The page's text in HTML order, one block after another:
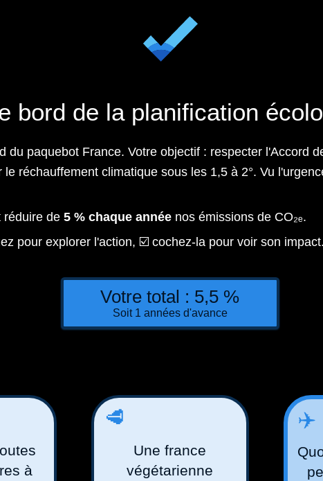
bord de la planification
du paquebot France. Votre objectif : respecter l'Accord
réchauffement climatique sous les 1,5 à 2°. Vu
réduire de 5 % chaque année nos émissions de CO₂ₑ.
pour explorer l'action, ☑️ cochez-la pour voir son impact.
Votre total : 5,5 %
Soit 1 années d'avance
à
🥩
Une france
végétarienne
✈️